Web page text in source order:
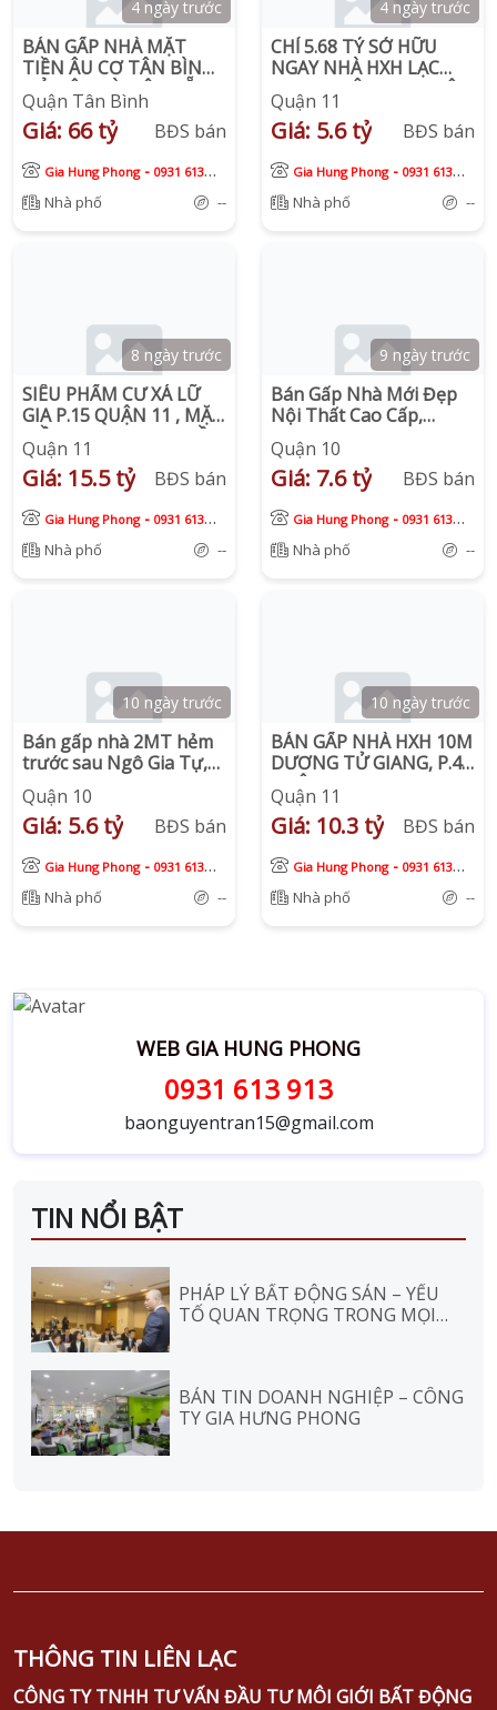
4 ngày trước
BÁN GẤP NHÀ MẶT
TIỀN ÂU CƠ TÂN BÌNH ,
NỞ HẬU TÀI LỘC, SẴN
DÒNG TIỀN PNJ
130TR/THÁNG
Quận Tân Bình
Giá: 66 tỷ BĐS bán
Gia Hung Phong- 0931 613
913 Nhà phố --
4 ngày trước
CHỈ 5.68 TỶ SỞ HỮU
NGAY NHÀ HXH LẠC
LONG QUÂN, P.3, QUẬN
11
Quận 11
Giá: 5.6 tỷ BĐS bán
Gia Hung Phong- 0931 613
913 Nhà phố --
8 ngày trước
SIÊU PHẨM CƯ XÁ LỮ
GIA P.15 QUẬN 11 , MẶT
TIỀN KINH DOANH SẦM
UẤT, NGAY ĐH BÁCH
KHOA
Quận 11
Giá: 15.5 tỷ BĐS bán
Gia Hung Phong- 0931 613
913 Nhà phố --
9 ngày trước
Bán Gấp Nhà Mới Đẹp
Nội Thất Cao Cấp,
Trung Tâm Quận 10,
Chỉ 7,6 Tỷ
Quận 10
Giá: 7.6 tỷ BĐS bán
Gia Hung Phong- 0931 613
913 Nhà phố --
10 ngày trước
Bán gấp nhà 2MT hẻm
trước sau Ngô Gia Tự,
Phường 9, Quận 10.
Quận 10
Giá: 5.6 tỷ BĐS bán
Gia Hung Phong- 0931 613
913 Nhà phố --
10 ngày trước
BÁN GẤP NHÀ HXH 10M
DƯƠNG TỬ GIANG, P.4,
QUẬN 11
Quận 11
Giá: 10.3 tỷ BĐS bán
Gia Hung Phong- 0931 613
913 Nhà phố --
WEB GIA HUNG PHONG
0931 613 913
baonguyentran15@gmail.com
TIN NỔI BẬT
PHÁP LÝ BẤT ĐỘNG SẢN – YẾU
TỐ QUAN TRỌNG TRONG MỌI
BẢN TIN DOANH NGHIỆP – CÔNG
TY GIA HƯNG PHONG
THÔNG TIN LIÊN LẠC
CÔNG TY TNHH TƯ VẤN ĐẦU TƯ MÔI GIỚI BẤT ĐỘNG